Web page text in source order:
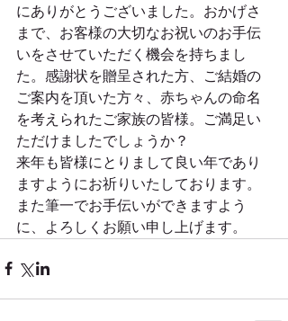
にありがとうございました。おかげさ
まで、お客様の大切なお祝いのお手伝
いをさせていただく機会を持ちまし
た。感謝状を贈呈された方、ご結婚の
ご案内を頂いた方々、赤ちゃんの命名
を考えられたご家族の皆様。ご満足い
ただけましたでしょうか？
来年も皆様にとりまして良い年であり
ますようにお祈りいたしております。
また筆一でお手伝いができますよう
に、よろしくお願い申し上げます。